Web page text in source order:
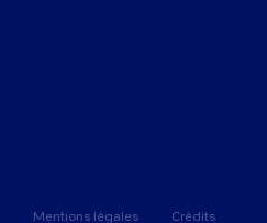
Mentions légales Crédits